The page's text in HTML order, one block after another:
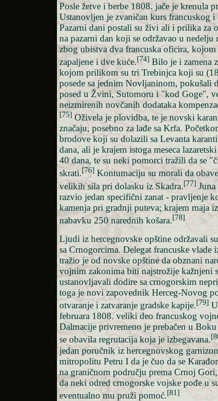
Posle žetve i berbe 1808. jače je krenula
Ustanovljen je zvaničan kurs francuskog i
Pazarni dani postali su živi ali i prilika za
na pazarni dan koji se održavao u nedelju
zbog ubistva dva francuska oficira,
zapaljene i dve kuće.[74] Bilo je i zamena
kojom prilikom su tri Trebinjca koji su
posede sa jednim Novljaninom, pokušali
posed u Žvini, Sutomoru i "kod Goge",
neizmirenih novčanih dodataka
[75] Oživela je plovidba, te je novski
značaju, posebno za lađe sa Krfa.
brodove koji su dolazili sa Levanta
dana, ali je krajem istoga meseca
40 dana, te su neki pomorci tražili da se
skrati.[76] Kontumaciju su morali da
velikih sila pri dolasku iz Skadra.[77]
razvio jedan specifični zanat - pravljenje
kamenja pri gradnji puteva; krajem maja
nabavku 250 narednih košara.[78]
Ljudi iz hercegnovske opštine održavali
sa Crnogorcima. Delegat francuske vlade
tražio je od novske opštine da obznani
vojnim zakonima biti najstrožije kažnjeni
ustanovljavali dodire sa crnogorskim
toga je novi zapovednik Herceg-Novog
otvaranje i zatvaranje gradske kapije.[79]
februara 1808. veliki deo francuskog
Dalmacije privremeno je prebačen u
se obavila regrutacija koja je izbegavana.
jedan poručnik iz hercegnovskog
mitropolitu Petru I da je čuo da se
na graničnom području prema Crnoj
da neki odred crnogorske vojske pođe u
eventualno mu pruži pomoć.[81]